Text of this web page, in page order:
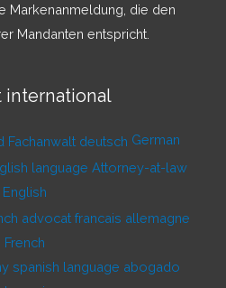
Markenanmeldung, die den
Mandanten entspricht.
international
German
English
French